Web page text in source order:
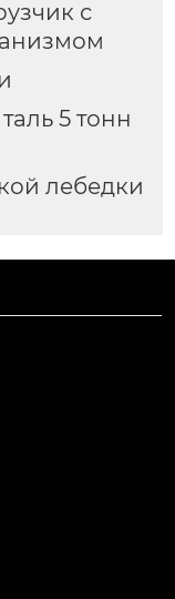
с
5 тонн
лебедки